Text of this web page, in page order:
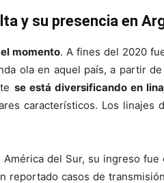
y su presencia en
momento. A fines del 2020
ola en aquel país, a partir
se está diversificando en
característicos. Los linajes
del Sur, su ingreso
reportado casos de